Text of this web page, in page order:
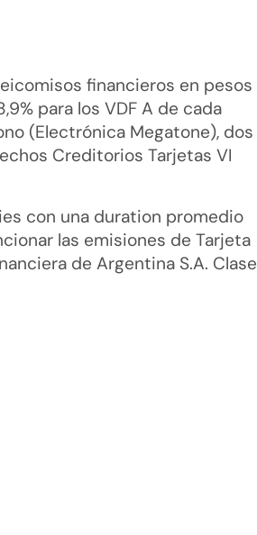
financieros en pesos
para los VDF A de cada
(Electrónica Megatone), dos
Creditorios Tarjetas VI
con una duration promedio
las emisiones de Tarjeta
de Argentina S.A. Clase